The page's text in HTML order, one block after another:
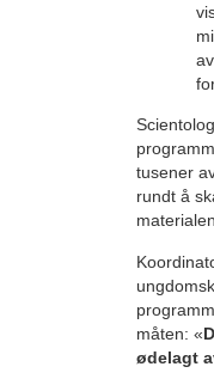
tusener
rundt å
måten: «
ødelagt